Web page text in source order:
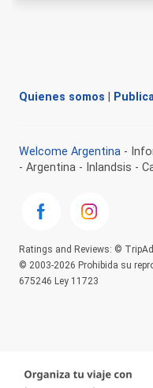
Quienes somos
Welcome Argentina -
- Argentina - Inlandsis -
Ratings and Reviews: ©
© 2003-2026 Prohibida su
675246 Ley 11723